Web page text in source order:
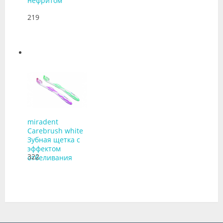
219
miradent
Carebrush white
Зубная щетка с
эффектом
отбеливания
322